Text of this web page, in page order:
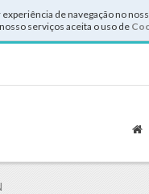
de navegação no
nosso serviços aceita o uso de